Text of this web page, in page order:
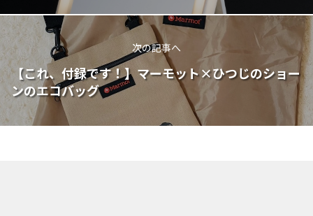
次の記事へ
【これ、付録です！】マーモット×ひつじのショー
ンのエコバッグ